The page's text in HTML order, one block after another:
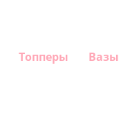
Топперы Вазы